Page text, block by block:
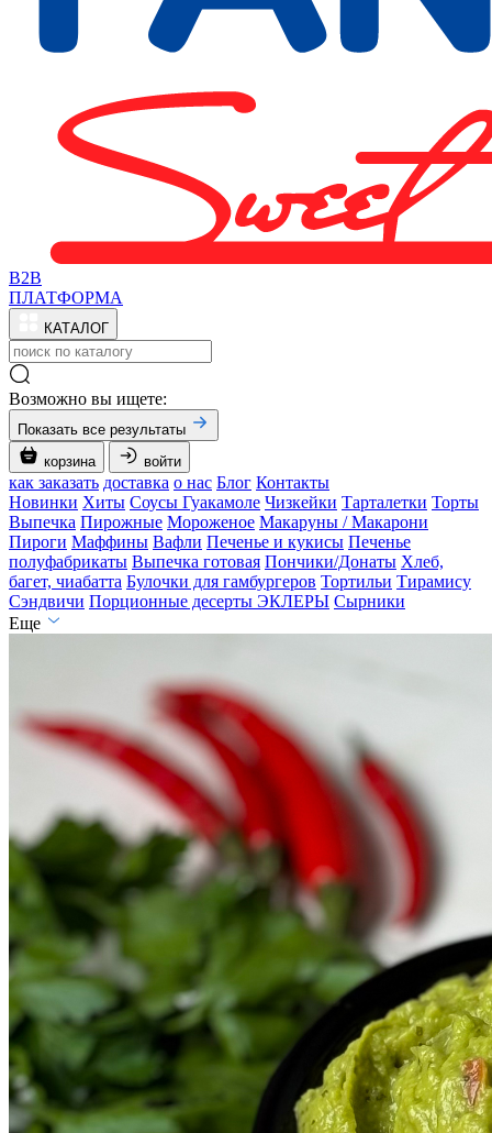
B2B
ПЛАТФОРМА
КАТАЛОГ
Возможно вы ищете:
Показать все результаты
корзина
войти
как заказать доставка о нас Блог Контакты
Новинки Хиты Соусы Гуакамоле Чизкейки Тарталетки Торты
Выпечка Пирожные Мороженое Макаруны / Макарони
Пироги Маффины Вафли Печенье и кукисы Печенье
полуфабрикаты Выпечка готовая Пончики/Донаты Хлеб,
багет, чиабатта Булочки для гамбургеров Тортильи Тирамису
Сэндвичи Порционные десерты ЭКЛЕРЫ Сырники
Еще